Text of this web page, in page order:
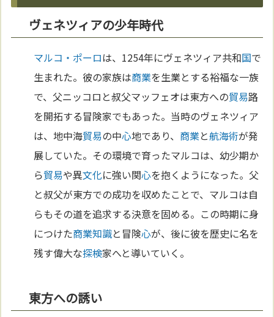
ヴェネツィアの少年時代
マルコ・ポーロは、1254年にヴェネツィア共和国で
生まれた。彼の家族は商業を生業とする裕福な一族
で、父ニッコロと叔父マッフェオは東方への貿易路
を開拓する冒険家でもあった。当時のヴェネツィア
は、地中海貿易の中心地であり、 商業と航海術が発
展していた。その環境で育ったマルコは、幼少期か
ら貿易や異文化に強い関心を抱くようになった。父
と叔父が東方での成功を収めたことで、マルコは自
らもその道を追求する決意を固める。この時期に身
につけた商業知識と冒険心が、後に彼を歴史に名を
残す偉大な探検家へと導いていく。
東方への誘い